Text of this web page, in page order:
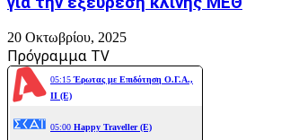
20 Οκτωβρίου, 2025
Πρόγραμμα TV